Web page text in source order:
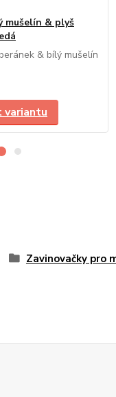
mušelín & plyš
& bílý mušelín
variantu
Zavinovačky pro